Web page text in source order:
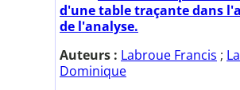
d'une table traçante dans
de l'analyse.
Auteurs : Labroue Francis ;
Dominique